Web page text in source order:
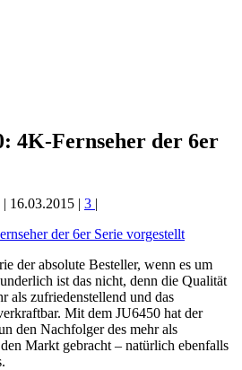
4K-Fernseher der 6er
| 16.03.2015 | 3 |
der absolute Besteller, wenn es um
ist das nicht, denn die Qualität
als zufriedenstellend und das
Mit dem JU6450 hat der
den Nachfolger des mehr als
Markt gebracht – natürlich ebenfalls